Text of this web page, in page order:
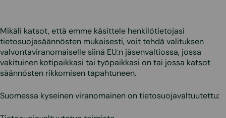
Mikäli katsot, että emme käsittele henkilötietojasi
tietosuojasäännösten mukaisesti, voit tehdä valituksen
valvontaviranomaiselle siinä EU:n jäsenvaltiossa, jossa
vakituinen kotipaikkasi tai työpaikkasi on tai jossa katsot
säännösten rikkomisen tapahtuneen.
Suomessa kyseinen viranomainen on tietosuojavaltuutettu: